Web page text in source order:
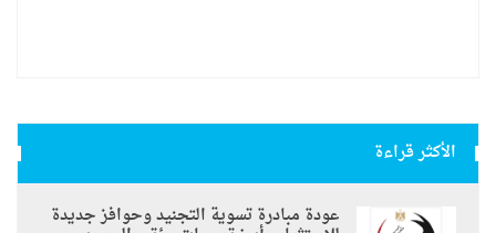
الأكثر قراءة
عودة مبادرة تسوية التجنيد وحوافز جديدة